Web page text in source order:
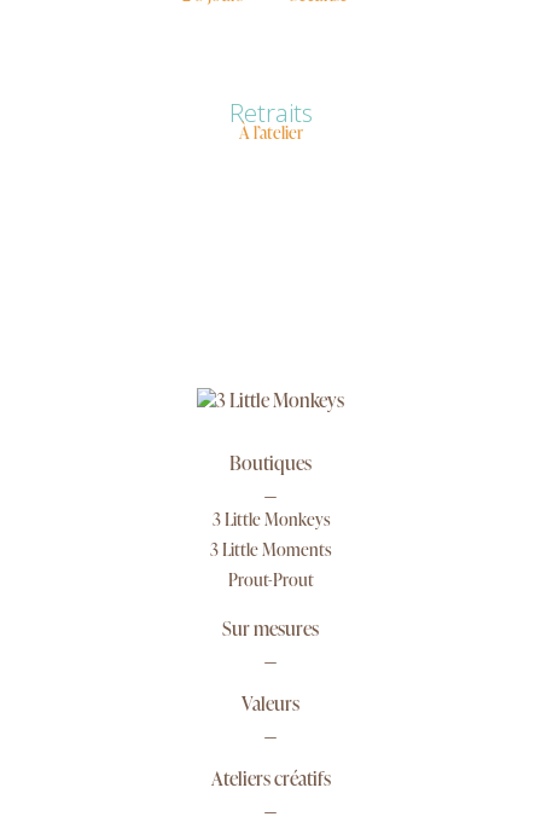
Retraits
À l’atelier
Boutiques
3 Little Monkeys
3 Little Moments
Prout-Prout
Sur mesures
Valeurs
Ateliers créatifs